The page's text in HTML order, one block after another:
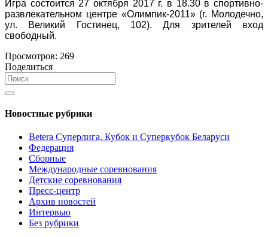
Игра состоится 27 октября 2017 г. в 18.30 в спортивно-
развлекательном центре «Олимпик-2011» (г. Молодечно,
ул. Великий Гостинец, 102). Для зрителей вход
свободный.
Просмотров: 269
Поделиться
Новостные рубрики
Betera Суперлига, Кубок и Суперкубок Беларуси
Федерация
Сборные
Международные соревнования
Детские соревнования
Пресс-центр
Архив новостей
Интервью
Без рубрики